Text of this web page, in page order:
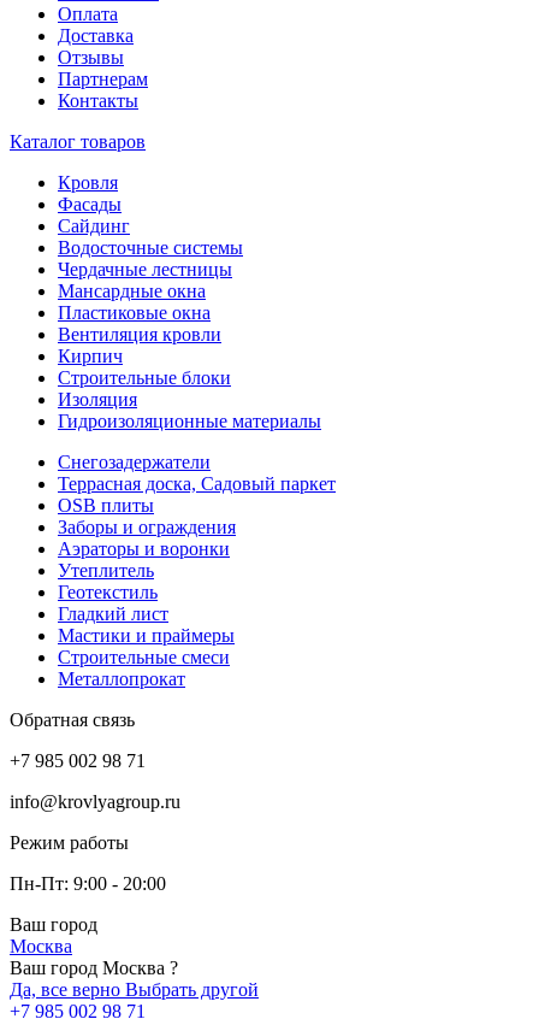
Оплата
Доставка
Отзывы
Партнерам
Контакты
Каталог товаров
Кровля
Фасады
Сайдинг
Водосточные системы
Чердачные лестницы
Мансардные окна
Пластиковые окна
Вентиляция кровли
Кирпич
Строительные блоки
Изоляция
Гидроизоляционные материалы
Снегозадержатели
Террасная доска, Садовый паркет
OSB плиты
Заборы и ограждения
Аэраторы и воронки
Утеплитель
Геотекстиль
Гладкий лист
Мастики и праймеры
Строительные смеси
Металлопрокат
Обратная связь
+7 985 002 98 71
info@krovlyagroup.ru
Режим работы
Пн-Пт: 9:00 - 20:00
Ваш город
Москва
Ваш город Москва ?
Да, все верно Выбрать другой
+7 985 002 98 71